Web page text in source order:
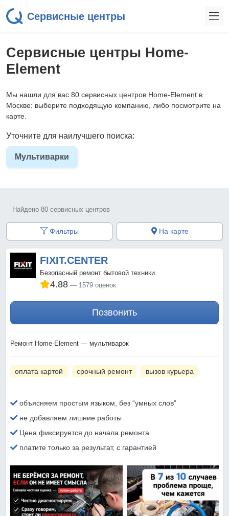
Сервисные центры
Сервисные центры Home-
Element
Мы нашли для вас 80 сервисных центров Home-Element в
Москве: выберите подходящую компанию, либо посмотрите на
карте.
Уточните для наилучшего поиска:
Мультиварки
Найдено 80 сервисных центров
Фильтры На карте
FIXIT.CENTER
Безопасный ремонт бытовой техники.
4.88 1579 оценок
Позвонить
Ремонт Home-Element — мультиварок
оплата картой срочный ремонт вызов курьера
объясняем простым языком, без “умных слов”
не добавляем лишние работы
Цена фиксируется до начала ремонта
платите только за результат, с гарантией